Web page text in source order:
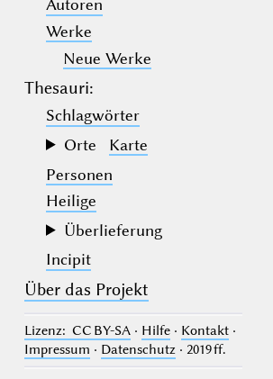
(der Unterstrich) ist Platzhalter für
genau ein Zeichen.
(das Prozentzeichen) ist Platzhalter
für kein, ein oder mehr als ein
Zeichen.
Autoren
Werke
Neue Werke
Thesauri:
Schlagwörter
Orte
Karte
Personen
Heilige
Überlieferung
Incipit
Über das Projekt
Lizenz: CC BY-SA· Hilfe· Kontakt·
Impressum · Datenschutz· 2019 ff.